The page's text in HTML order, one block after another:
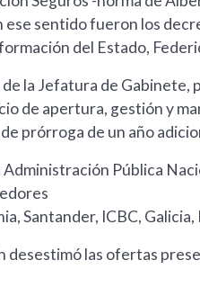
ese sentido fueron los
del Estado,
la Jefatura de Gabinete,
de apertura, gestión y
prórroga de un año
Pública
Santander, ICBC,
desestimó las ofertas